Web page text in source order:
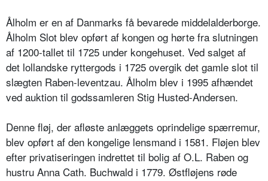
Ålholm er en af Danmarks få bevarede middelalderborge.
Ålholm Slot blev opført af kongen og hørte fra slutningen
af 1200-tallet til 1725 under kongehuset. Ved salget af
det lollandske ryttergods i 1725 overgik det gamle slot til
slægten Raben-leventzau. Ålholm blev i 1995 afhændet
ved auktion til godssamleren Stig Husted-Andersen.
Denne fløj, der afløste anlæggets oprindelige spærremur,
blev opført af den kongelige lensmand i 1581. Fløjen blev
efter privatiseringen indrettet til bolig af O.L. Raben og
hustru Anna Cath. Buchwald i 1779. Østfløjens røde